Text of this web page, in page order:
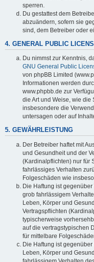
sperren.
Du gestattest dem
abzuändern, sofern sie
sind, dem Betreiber oder
4. GENERAL PUBLIC
Du nimmst zur Kenntnis,
GNU General Public
von phpBB Limited
Informationen werden
www.phpbb.de zur
die Art und Weise, wie die
insbesondere die
untersagen oder auf
5. GEWÄHRLEISTUNG
Der Betreiber haftet mit
und Gesundheit und der
(Kardinalpflichten) nur für
fahrlässiges Verhalten
Folgeschäden wie
Die Haftung ist
grob fahrlässigem
Leben, Körper und
Vertragspflichten
typischerweise
auf die vertragstypischen
für mittelbare
Die Haftung ist
Leben, Körper und